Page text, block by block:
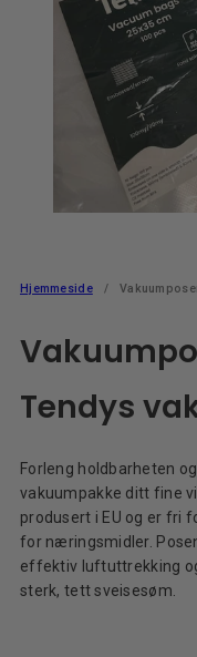
Hjemmeside
Tendys
Forleng holdbarheten
vakuumpakke ditt fine
produsert i EU og er fri
for næringsmidler.
effektiv luftuttrekking
sterk, tett sveisesøm.